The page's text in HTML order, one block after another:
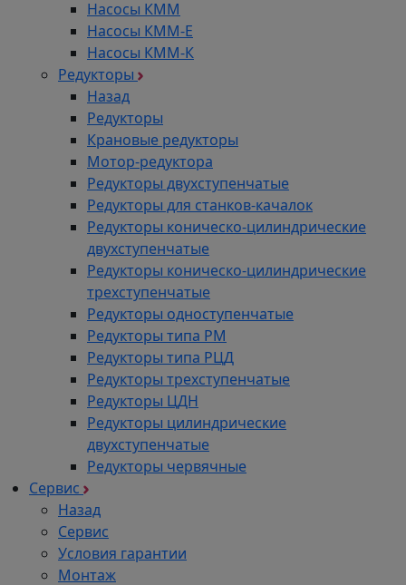
Насосы КММ
Насосы КММ-Е
Насосы КММ-К
Редукторы
Назад
Редукторы
Крановые редукторы
Мотор-редуктора
Редукторы двухступенчатые
Редукторы для станков-качалок
Редукторы коническо-цилиндрические
двухступенчатые
Редукторы коническо-цилиндрические
трехступенчатые
Редукторы одноступенчатые
Редукторы типа РМ
Редукторы типа РЦД
Редукторы трехступенчатые
Редукторы ЦДН
Редукторы цилиндрические
двухступенчатые
Редукторы червячные
Сервис
Назад
Сервис
Условия гарантии
Монтаж